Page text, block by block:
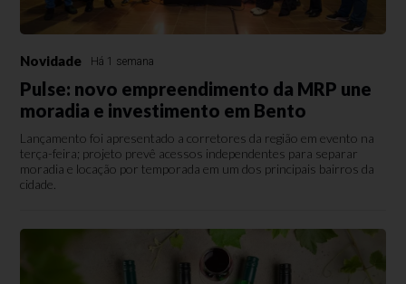
Novidade Há 1 semana
Pulse: novo empreendimento da MRP une
moradia e investimento em Bento
Lançamento foi apresentado a corretores da região em evento na
terça-feira; projeto prevê acessos independentes para separar
moradia e locação por temporada em um dos principais bairros da
cidade.